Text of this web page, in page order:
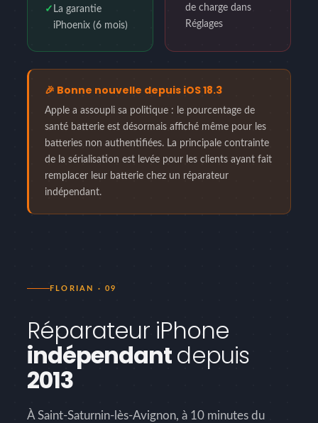
✓ La garantie
iPhoenix (6 mois)
de charge dans
Réglages
🎉 Bonne nouvelle depuis iOS 18.3
Apple a assoupli sa politique : le pourcentage de
santé batterie est désormais affiché même pour les
batteries non authentifiées. La principale contrainte
de la sérialisation est levée pour les clients ayant fait
remplacer leur batterie chez un réparateur
indépendant.
FLORIAN · 09
Réparateur iPhone
indépendantdepuis
2013
À Saint-Saturnin-lès-Avignon, à 10 minutes du